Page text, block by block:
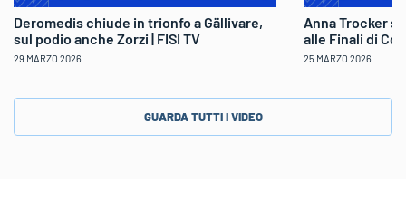
Deromedis chiude in trionfo a Gällivare,
sul podio anche Zorzi | FISI TV
29 MARZO 2026
Anna Trocker
alle Finali di
25 MARZO 2026
GUARDA TUTTI I VIDEO